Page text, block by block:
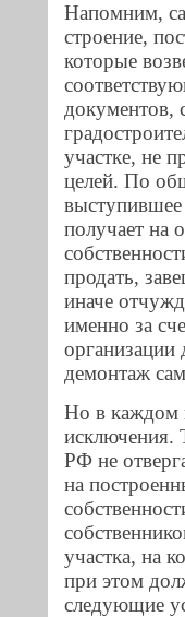
Напомним,
строение,
которые
документов,
участке, не
целей. По
получает на
продать,
иначе
именно за
организации
демонтаж
Но в каждом
исключения.
РФ не
на
участка, на
при этом
следующие